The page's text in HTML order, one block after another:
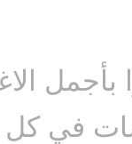
بأجمل
في